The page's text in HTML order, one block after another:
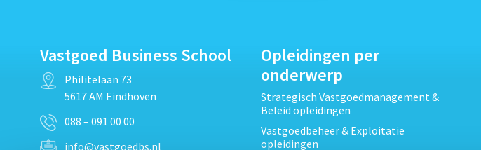
Vastgoed Business School
Philitelaan 73
5617 AM Eindhoven
088 – 091 00 00
info@vastgoedbs.nl
Opleidingen per
onderwerp
Strategisch Vastgoedmanagement &
Beleid opleidingen
Vastgoedbeheer & Exploitatie
opleidingen